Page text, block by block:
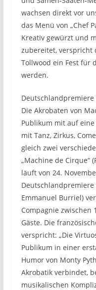
wachsen direkt vor
das Menü von „Chef
Kreativ gewürzt und
zubereitet, verspricht
Tollwood ein Fest für
werden.
Die Akrobaten von
Publikum mit auf
mit Tanz, Zirkus,
gleich zwei
„Machine de Cirque“
läuft von 24.
Deutschlandpremiere
Emmanuel Burriel)
Compagnie zwischen
Gäste. Die
verspricht: „Die
Publikum in einer
Humor von Monty
Akrobatik verbindet,
musikalischen